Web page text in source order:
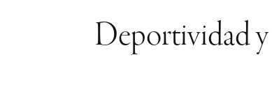
Deportividad y